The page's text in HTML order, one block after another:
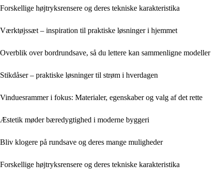
Forskellige højtryksrensere og deres tekniske karakteristika
Værktøjssæt – inspiration til praktiske løsninger i hjemmet
Overblik over bordrundsave, så du lettere kan sammenligne modeller
Stikdåser – praktiske løsninger til strøm i hverdagen
Vinduesrammer i fokus: Materialer, egenskaber og valg af det rette
Æstetik møder bæredygtighed i moderne byggeri
Bliv klogere på rundsave og deres mange muligheder
Forskellige højtryksrensere og deres tekniske karakteristika